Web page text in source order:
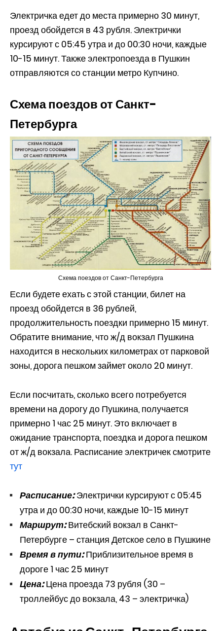
Электричка едет до места примерно 30 минут,
проезд обойдется в 43 рубля. Электрички
курсируют с 05:45 утра и до 00:30 ночи, каждые
10-15 минут. Также электропоезда в Пушкин
отправляются со станции метро Купчино.
Схема поездов от Санкт-
Петербурга
Схема поездов от Санкт-Петербурга
Если будете ехать с этой станции, билет на
проезд обойдется в 36 рублей,
продолжительность поездки примерно 15 минут.
Обратите внимание, что ж/д вокзал Пушкина
находится в нескольких километрах от парковой
зоны, дорога пешком займет около 20 минут.
Если посчитать, сколько всего потребуется
времени на дорогу до Пушкина, получается
примерно 1 час 25 минут. Это включает в
ожидание транспорта, поездка и дорога пешком
от ж/д вокзала. Расписание электричек смотрите
тут
Расписание:Электрички курсируют с 05:45
утра и до 00:30 ночи, каждые 10-15 минут
Маршрут:Витебский вокзал в Санкт-
Петербурге – станция Детское село в Пушкине
Время в пути:Приблизительное время в
дороге 1 час 25 минут
Цена:Цена проезда 73 рубля (30 –
троллейбус до вокзала, 43 – электричка)